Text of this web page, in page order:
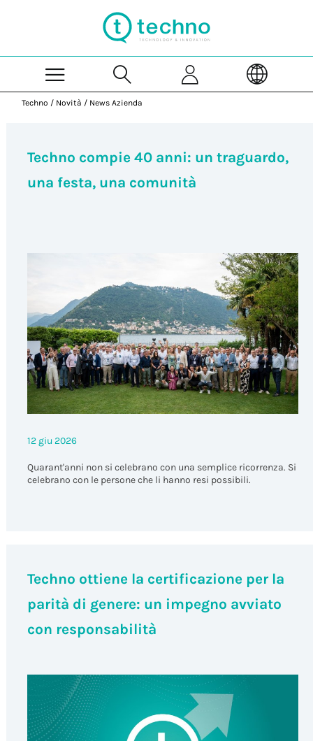
Techno / Novità / News Azienda
Techno compie 40 anni: un traguardo,
una festa, una comunità
12 giu 2026
Quarant'anni non si celebrano con una semplice ricorrenza. Si
celebrano con le persone che li hanno resi possibili.
Techno ottiene la certificazione per la
parità di genere: un impegno avviato
con responsabilità